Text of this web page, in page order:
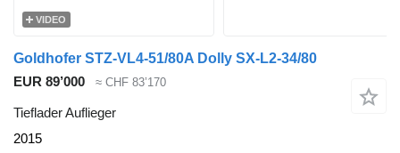
VIDEO
Goldhofer STZ-VL4-51/80A Dolly SX-L2-34/80
EUR 89’000
≈ CHF 83’170
Tieflader Auflieger
2015